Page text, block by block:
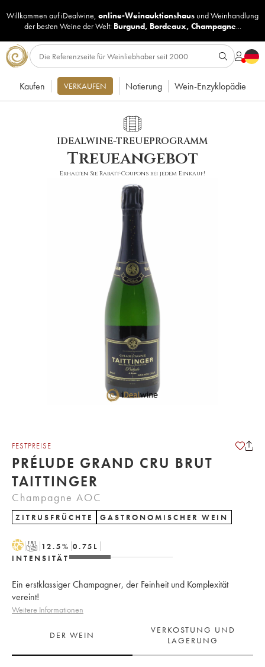
Willkommen auf iDealwine, online-Weinauktionshaus undWeinhandlung
der besten Weine der Welt: Burgund, Bordeaux, Champagne...
Kaufen VERKAUFEN Notierung Wein-Enzyklopädie
IDEALWINE-TREUEPROGRAMM
Treueangebot
Erhalten Sie Rabatt-Coupons bei jedem Einkauf!
FESTPREISE
PRÉLUDE GRAND CRU BRUT
TAITTINGER
Champagne AOC
ZITRUSFRÜCHTE GASTRONOMISCHER WEIN
HT 12.5% 0.75 L
INTENSITÄT
Ein erstklassiger Champagner, der Feinheit und Komplexität
vereint!
Weitere Informationen
DER WEIN
VERKOSTUNG UND
LAGERUNG